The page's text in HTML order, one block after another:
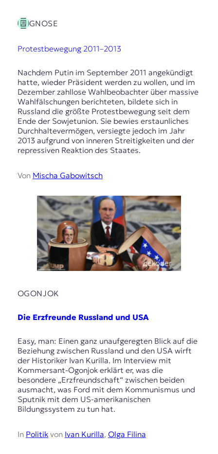
GNOSE
Protestbewegung 2011–2013
Nachdem Putin im September 2011 angekündigt
hatte, wieder Präsident werden zu wollen, und im
Dezember zahllose Wahlbeobachter über massive
Wahlfälschungen berichteten, bildete sich in
Russland die größte Protestbewegung seit dem
Ende der Sowjetunion. Sie bewies erstaunliches
Durchhaltevermögen, versiegte jedoch im Jahr
2013 aufgrund von inneren Streitigkeiten und der
repressiven Reaktion des Staates.
Von Mischa Gabowitsch
OGONJOK
Die Erzfreunde Russland und USA
Easy, man: Einen ganz unaufgeregten Blick auf die
Beziehung zwischen Russland und den USA wirft
der Historiker Ivan Kurilla. Im Interview mit
Kommersant-Ogonjok erklärt er, was die
besondere „Erzfreundschaft“ zwischen beiden
ausmacht, was Ford mit dem Kommunismus und
Sputnik mit dem US-amerikanischen
Bildungssystem zu tun hat.
In Politikvon Ivan Kurilla, Olga Filina